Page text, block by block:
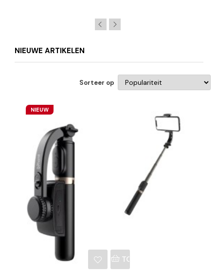
NIEUWE ARTIKELEN
Sorteer op
NIEUW
TOEVOEGEN AAN